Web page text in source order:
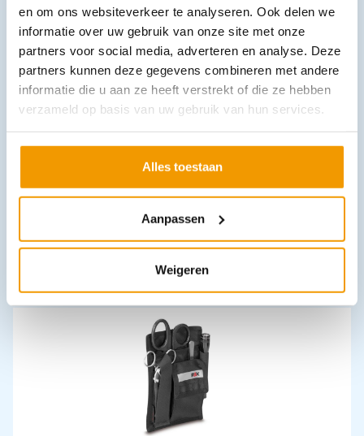
en om ons websiteverkeer te analyseren. Ook delen we
informatie over uw gebruik van onze site met onze
partners voor social media, adverteren en analyse. Deze
partners kunnen deze gegevens combineren met andere
informatie die u aan ze heeft verstrekt of die ze hebben
verzameld op basis van uw gebruik van hun services.
Alles toestaan
Aanpassen
Weigeren
Leverbaar
Pleisterzwachtel klevend RUDALASTIK op rol
Opties bekijken
Leverbaar